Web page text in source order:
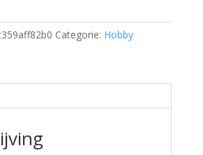
Categorie: Hobby